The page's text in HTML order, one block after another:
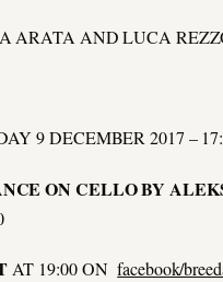
ARATA AND LUCA
9 DECEMBER 2017 –
ON CELLO BY
AT 19:00 ONfacebook/